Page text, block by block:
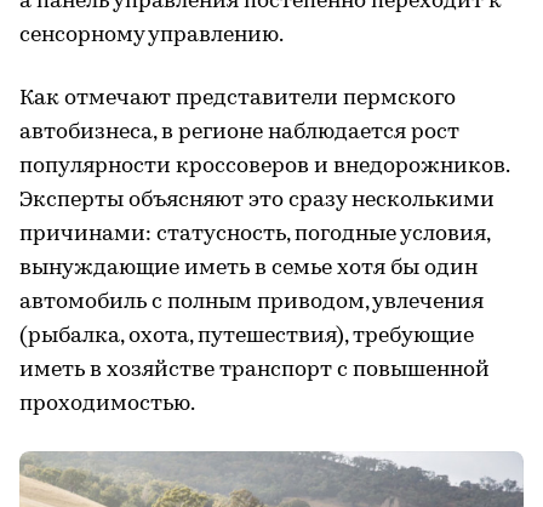
сенсорному управлению.
Как отмечают представители пермского
автобизнеса, в регионе наблюдается рост
популярности кроссоверов и внедорожников.
Эксперты объясняют это сразу несколькими
причинами: статусность, погодные условия,
вынуждающие иметь в семье хотя бы один
автомобиль с полным приводом, увлечения
(рыбалка, охота, путешествия), требующие
иметь в хозяйстве транспорт с повышенной
проходимостью.